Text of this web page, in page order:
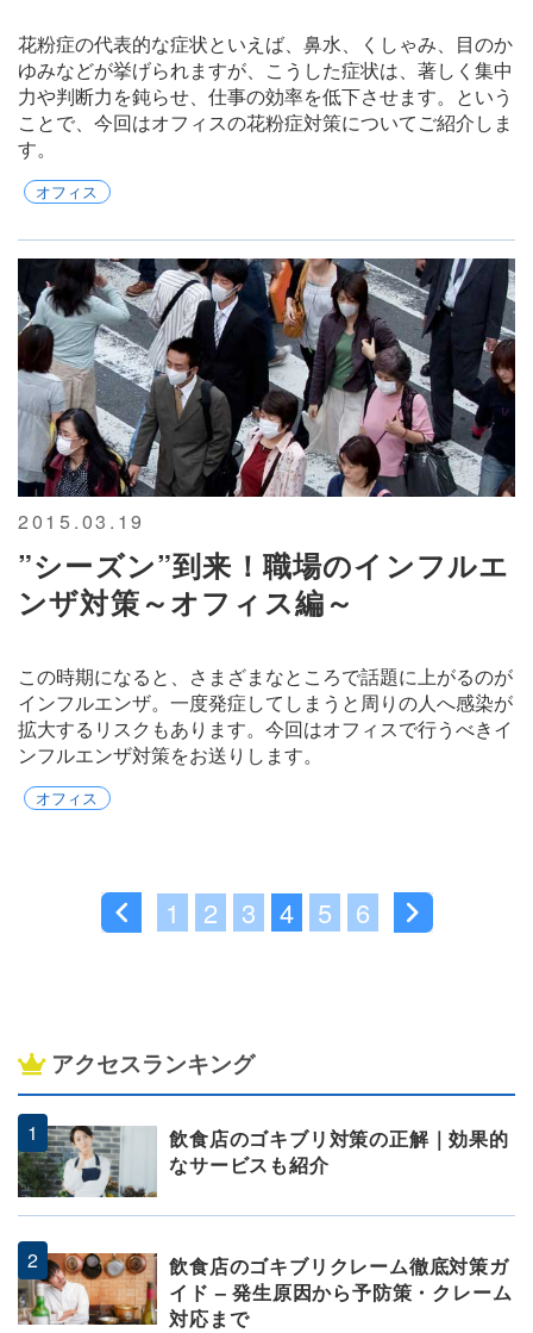
花粉症の代表的な症状といえば、鼻水、くしゃみ、目のか
ゆみなどが挙げられますが、こうした症状は、著しく集中
力や判断力を鈍らせ、仕事の効率を低下させます。という
ことで、今回はオフィスの花粉症対策についてご紹介しま
す。
オフィス
2015.03.19
”シーズン”到来！職場のインフルエ
ンザ対策～オフィス編～
この時期になると、さまざまなところで話題に上がるのが
インフルエンザ。一度発症してしまうと周りの人へ感染が
拡大するリスクもあります。今回はオフィスで行うべきイ
ンフルエンザ対策をお送りします。
オフィス
1 2 3 4 5 6
アクセスランキング
飲食店のゴキブリ対策の正解｜効果的
なサービスも紹介
飲食店のゴキブリクレーム徹底対策ガ
イド – 発生原因から予防策・クレーム
対応まで